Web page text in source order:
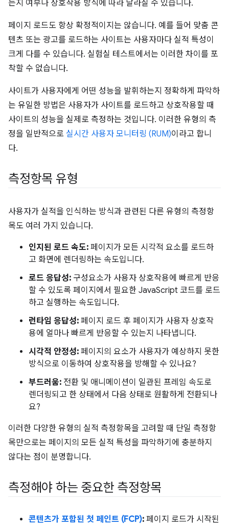
는지 여부나 상호작용 방식에 따라 달라질 수 있습니다.
페이지 로드도 항상 확정적이지는 않습니다. 예를 들어 맞춤 콘
텐츠 또는 광고를 로드하는 사이트는 사용자마다 실적 특성이
크게 다를 수 있습니다. 실험실 테스트에서는 이러한 차이를 포
착할 수 없습니다.
사이트가 사용자에게 어떤 성능을 발휘하는지 정확하게 파악하
는 유일한 방법은 사용자가 사이트를 로드하고 상호작용할 때
사이트의 성능을 실제로 측정하는 것입니다. 이러한 유형의 측
정을 일반적으로 실시간 사용자 모니터링 (RUM)이라고 합니
다.
측정항목 유형
사용자가 실적을 인식하는 방식과 관련된 다른 유형의 측정항
목도 여러 가지 있습니다.
인지된 로드 속도: 페이지가 모든 시각적 요소를 로드하
고 화면에 렌더링하는 속도입니다.
로드 응답성: 구성요소가 사용자 상호작용에 빠르게 반응
할 수 있도록 페이지에서 필요한 JavaScript 코드를 로드
하고 실행하는 속도입니다.
런타임 응답성: 페이지 로드 후 페이지가 사용자 상호작
용에 얼마나 빠르게 반응할 수 있는지 나타냅니다.
시각적 안정성: 페이지의 요소가 사용자가 예상하지 못한
방식으로 이동하여 상호작용을 방해할 수 있나요?
부드러움: 전환 및 애니메이션이 일관된 프레임 속도로
렌더링되고 한 상태에서 다음 상태로 원활하게 전환되나
요?
이러한 다양한 유형의 실적 측정항목을 고려할 때 단일 측정항
목만으로는 페이지의 모든 실적 특성을 파악하기에 충분하지
않다는 점이 분명합니다.
측정해야 하는 중요한 측정항목
콘텐츠가 포함된 첫 페인트 (FCP): 페이지 로드가 시작된